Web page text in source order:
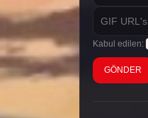
Kabul edilen: